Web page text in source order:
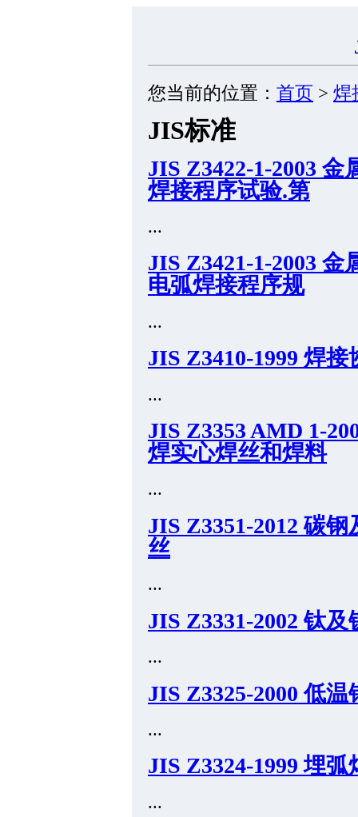
您当前的位置： 首页 > 焊
JIS标准
JIS Z3422-1-2003
焊接程序试验.第
...
JIS Z3421-1-2003
电弧焊接程序规
...
JIS Z3410-1999 焊
...
JIS Z3353 AMD 1-
焊实心焊丝和焊料
...
JIS Z3351-2012 碳
丝
...
JIS Z3331-2002 钛
...
JIS Z3325-2000 低
...
JIS Z3324-1999 埋
...